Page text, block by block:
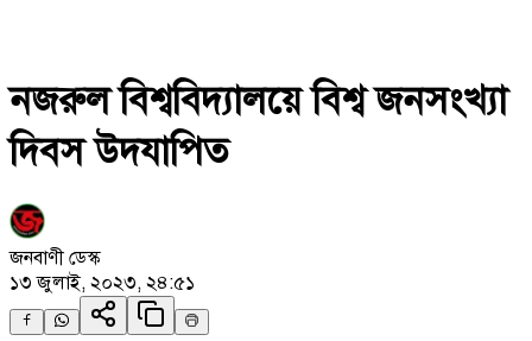
নজরুল বিশ্ববিদ্যালয়ে বিশ্ব জনসংখ্যা
দিবস উদযাপিত
জনবাণী ডেস্ক
১৩ জুলাই, ২০২৩, ২৪:৫১